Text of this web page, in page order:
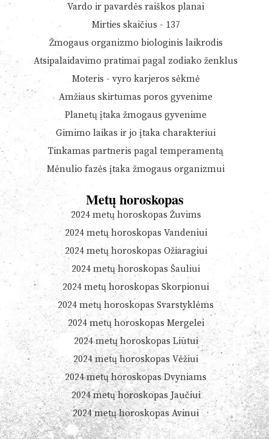
Vardo ir pavardės raiškos planai
Mirties skaičius - 137
Žmogaus organizmo biologinis laikrodis
Atsipalaidavimo pratimai pagal zodiako ženklus
Moteris - vyro karjeros sėkmė
Amžiaus skirtumas poros gyvenime
Planetų įtaka žmogaus gyvenime
Gimimo laikas ir jo įtaka charakteriui
Tinkamas partneris pagal temperamentą
Mėnulio fazės įtaka žmogaus organizmui
Metų horoskopas
2024 metų horoskopas Žuvims
2024 metų horoskopas Vandeniui
2024 metų horoskopas Ožiaragiui
2024 metų horoskopas Šauliui
2024 metų horoskopas Skorpionui
2024 metų horoskopas Svarstyklėms
2024 metų horoskopas Mergelei
2024 metų horoskopas Liūtui
2024 metų horoskopas Vėžiui
2024 metų horoskopas Dvyniams
2024 metų horoskopas Jaučiui
2024 metų horoskopas Avinui